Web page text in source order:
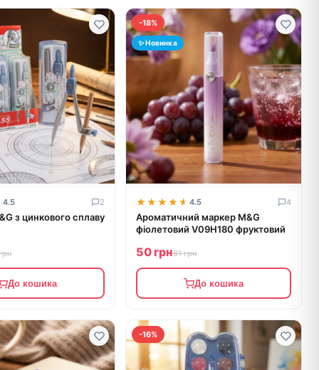
4.5 2
з цинкового сплаву
До кошика
-18%
✨ Новинка
★★★★★
★★★★★ 4.5 4
Ароматичний маркер M&G
фіолетовий V09H180 фруктовий
50 грн61 грн
До кошика
-16%